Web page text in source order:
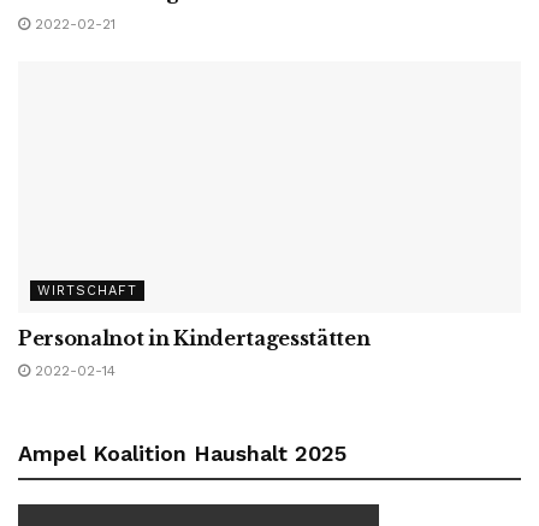
2022-02-21
WIRTSCHAFT
Personalnot in Kindertagesstätten
2022-02-14
Ampel Koalition Haushalt 2025